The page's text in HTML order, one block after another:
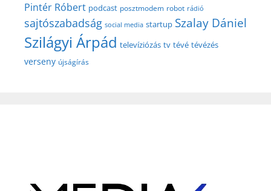
Pintér Róbert podcast posztmodem robot rádió
sajtószabadság social media startup Szalay Dániel
Szilágyi Árpád televíziózás tv tévé tévézés
verseny újságírás